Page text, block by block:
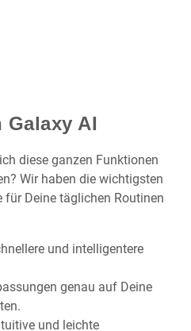
Galaxy AI
diese ganzen Funktionen
Wir haben die wichtigsten
Deine täglichen Routinen
und intelligentere
genau auf Deine
und leichte